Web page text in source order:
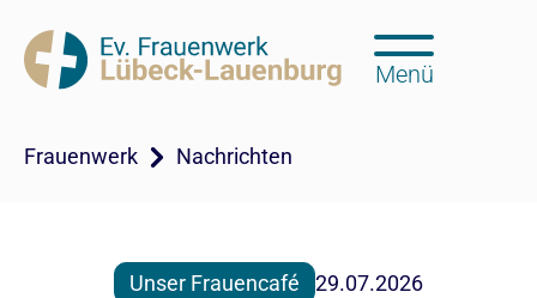
Menü
Frauenwerk Nachrichten
Unser Frauencafé 29.07.2026